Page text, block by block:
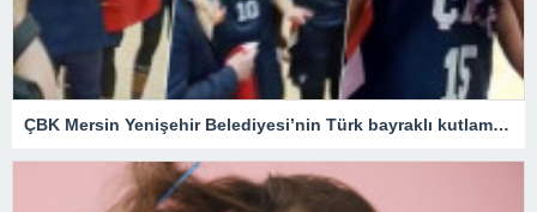
ÇBK Mersin Yenişehir Belediyesi’nin Türk bayraklı kutlamasına engel – Son Dakika Spor Haberleri